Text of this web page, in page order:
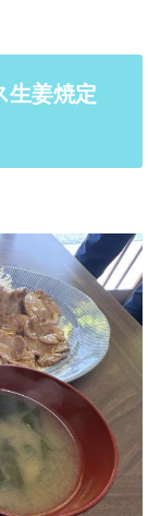
生姜焼定